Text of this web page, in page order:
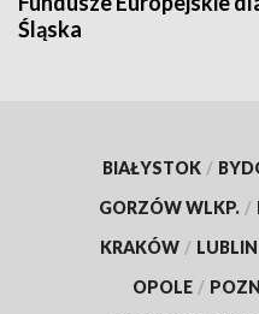
Śląska
BIAŁYSTOK /
GORZÓW WLKP. /
KRAKÓW / LUBLIN
OPOLE /